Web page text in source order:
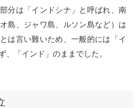
分は「インドシナ」と呼ばれ、南
島、ジャワ島、ルソン島など）は
は言い難いため、一般的には「イ
、「インド」のままでした。